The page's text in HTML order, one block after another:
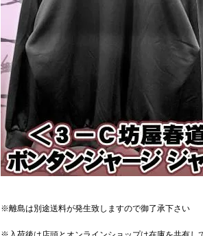
※離島は別途送料が発生致しますので御了承下さい